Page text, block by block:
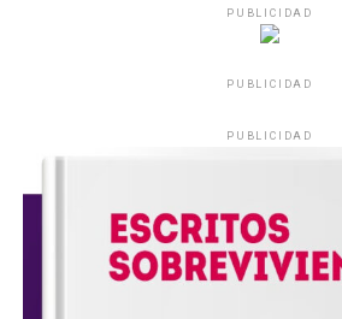
PUBLICIDAD
PUBLICIDAD
PUBLICIDAD